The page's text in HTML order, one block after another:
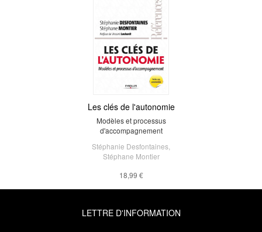
Les clés de l'autonomie
Modèles et processus
d'accompagnement
Stéphanie Desfontaines
Stéphane Montier
18,99 €
LETTRE D'INFORMATION